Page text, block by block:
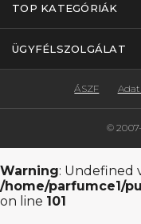
TOP KATEGÓRIÁK
ÜGYFÉLSZOLGÁLAT
©
ÁSZF
Warning: Undefined
/home/parfumce1/
on line 101